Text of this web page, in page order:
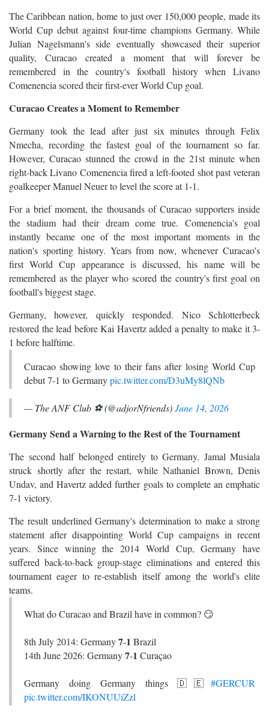
The Caribbean nation, home to just over 150,000 people, made its
World Cup debut against four-time champions Germany. While
Julian Nagelsmann's side eventually showcased their superior
quality, Curacao created a moment that will forever be
remembered in the country's football history when Livano
Comenencia scored their first-ever World Cup goal.
Curacao Creates a Moment to Remember
Germany took the lead after just six minutes through Felix
Nmecha, recording the fastest goal of the tournament so far.
However, Curacao stunned the crowd in the 21st minute when
right-back Livano Comenencia fired a left-footed shot past veteran
goalkeeper Manuel Neuer to level the score at 1-1.
For a brief moment, the thousands of Curacao supporters inside
the stadium had their dream come true. Comenencia's goal
instantly became one of the most important moments in the
nation's sporting history. Years from now, whenever Curacao's
first World Cup appearance is discussed, his name will be
remembered as the player who scored the country's first goal on
football's biggest stage.
Germany, however, quickly responded. Nico Schlotterbeck
restored the lead before Kai Havertz added a penalty to make it 3-
1 before halftime.
Curacao showing love to their fans after losing World Cup
debut 7-1 to Germanypic.twitter.com/D3uMy8lQNb
— The ANF Club ⚽️ (@adjorNfriends)June 14, 2026
Germany Send a Warning to the Rest of the Tournament
The second half belonged entirely to Germany. Jamal Musiala
struck shortly after the restart, while Nathaniel Brown, Denis
Undav, and Havertz added further goals to complete an emphatic
7-1 victory.
The result underlined Germany's determination to make a strong
statement after disappointing World Cup campaigns in recent
years. Since winning the 2014 World Cup, Germany have
suffered back-to-back group-stage eliminations and entered this
tournament eager to re-establish itself among the world's elite
teams.
What do Curacao and Brazil have in common? 😏
8th July 2014: Germany 𝟕-𝟏 Brazil
14th June 2026: Germany 𝟕-𝟏 Curaçao
Germany doing Germany things 🇩🇪 #GERCUR
pic.twitter.com/IKONUUiZzl